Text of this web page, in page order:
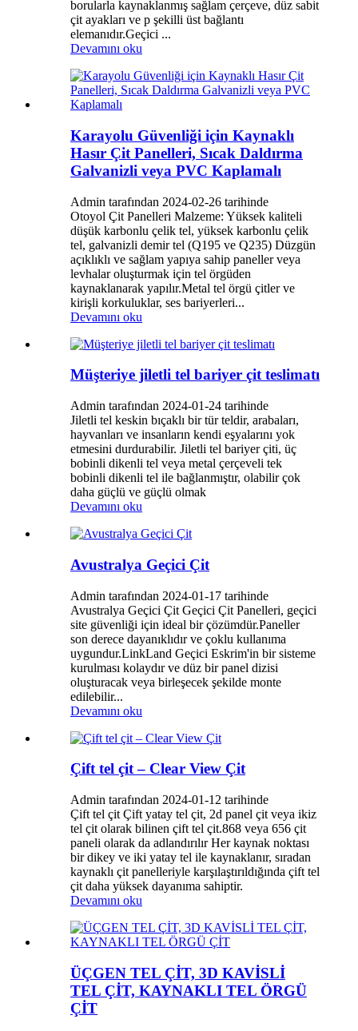
borularla kaynaklanmış sağlam çerçeve, düz sabit
çit ayakları ve p şekilli üst bağlantı
elemanıdır.Geçici ...
Devamını oku
Karayolu Güvenliği için Kaynaklı
Hasır Çit Panelleri, Sıcak Daldırma
Galvanizli veya PVC Kaplamalı
Admin tarafından 2024-02-26 tarihinde
Otoyol Çit Panelleri Malzeme: Yüksek kaliteli
düşük karbonlu çelik tel, yüksek karbonlu çelik
tel, galvanizli demir tel (Q195 ve Q235) Düzgün
açıklıklı ve sağlam yapıya sahip paneller veya
levhalar oluşturmak için tel örgüden
kaynaklanarak yapılır.Metal tel örgü çitler ve
kirişli korkuluklar, ses bariyerleri...
Devamını oku
Müşteriye jiletli tel bariyer çit teslimatı
Admin tarafından 2024-01-24 tarihinde
Jiletli tel keskin bıçaklı bir tür teldir, arabaları,
hayvanları ve insanların kendi eşyalarını yok
etmesini durdurabilir. Jiletli tel bariyer çiti, üç
bobinli dikenli tel veya metal çerçeveli tek
bobinli dikenli tel ile bağlanmıştır, olabilir çok
daha güçlü ve güçlü olmak
Devamını oku
Avustralya Geçici Çit
Admin tarafından 2024-01-17 tarihinde
Avustralya Geçici Çit Geçici Çit Panelleri, geçici
site güvenliği için ideal bir çözümdür.Paneller
son derece dayanıklıdır ve çoklu kullanıma
uygundur.LinkLand Geçici Eskrim'in bir sisteme
kurulması kolaydır ve düz bir panel dizisi
oluşturacak veya birleşecek şekilde monte
edilebilir...
Devamını oku
Çift tel çit – Clear View Çit
Admin tarafından 2024-01-12 tarihinde
Çift tel çit Çift yatay tel çit, 2d panel çit veya ikiz
tel çit olarak bilinen çift tel çit.868 veya 656 çit
paneli olarak da adlandırılır Her kaynak noktası
bir dikey ve iki yatay tel ile kaynaklanır, sıradan
kaynaklı çit panelleriyle karşılaştırıldığında çift tel
çit daha yüksek dayanıma sahiptir.
Devamını oku
ÜÇGEN TEL ÇİT, 3D KAVİSLİ
TEL ÇİT, KAYNAKLI TEL ÖRGÜ
ÇİT